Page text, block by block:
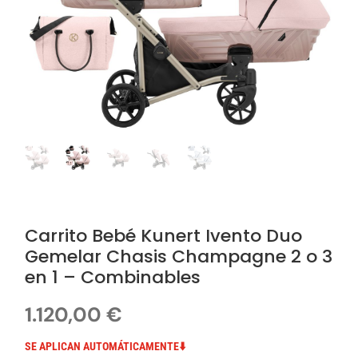
Carrito Bebé Kunert Ivento Duo
Gemelar Chasis Champagne 2 o 3
en 1 – Combinables
1.120,00€
SE APLICAN AUTOMÁTICAMENTE⬇️